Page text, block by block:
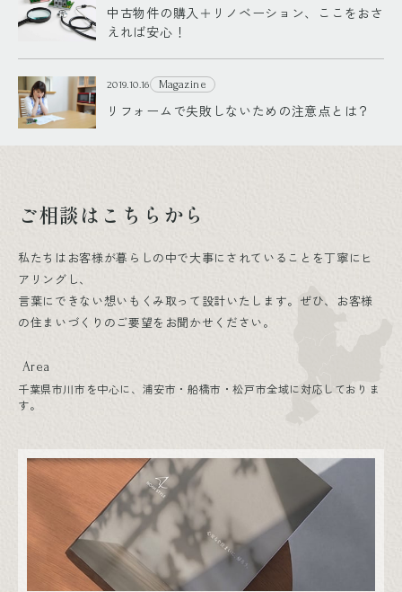
中古物件の購入＋リノベーション、ここをおさ
えれば安心！
2019.10.16 Magazine
リフォームで失敗しないための注意点とは？
ご相談はこちらから
私たちはお客様が暮らしの中で大事にされていることを丁寧にヒ
アリングし、
言葉にできない想いもくみ取って設計いたします。ぜひ、お客様
の住まいづくりのご要望をお聞かせください。
Area
千葉県市川市を中心に、浦安市・船橋市・松戸市全域に対応しておりま
す。